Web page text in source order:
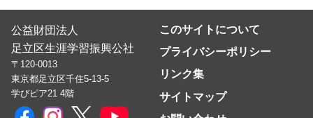
公益財団法人
足立区生涯学習振興公社
〒120-0013
東京都足立区千住5-13-5
学びピア21 4階
このサイトについて
プライバシーポリシー
リンク集
サイトマップ